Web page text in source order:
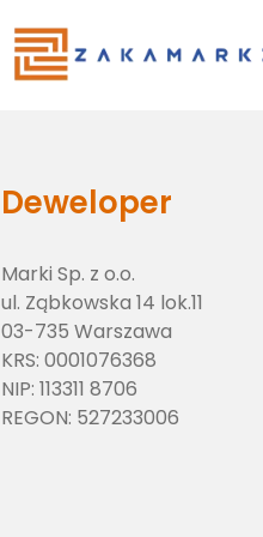
Deweloper
Marki Sp. z o.o.
ul. Ząbkowska 14 lok.11
03-735 Warszawa
KRS: 0001076368
NIP: 113311 8706
REGON: 527233006